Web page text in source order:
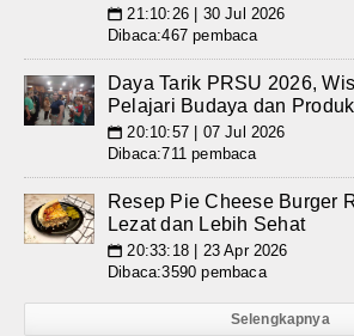
📅 21:10:26 | 30 Jul 2026
Dibaca:467 pembaca
Daya Tarik PRSU 2026,
Pelajari Budaya dan
📅 20:10:57 | 07 Jul 2026
Dibaca:711 pembaca
Resep Pie Cheese Burger
Lezat dan Lebih Sehat
📅 20:33:18 | 23 Apr 2026
Dibaca:3590 pembaca
Selengkapnya